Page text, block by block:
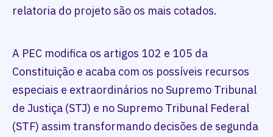
relatoria do projeto são os mais cotados.
A PEC modifica os artigos 102 e 105 da
Constituição e acaba com os possíveis recursos
especiais e extraordinários no Supremo Tribunal
de Justiça (STJ) e no Supremo Tribunal Federal
(STF) assim transformando decisões de segunda